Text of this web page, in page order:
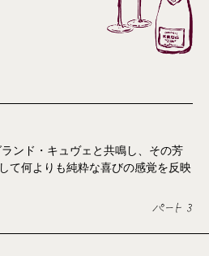
ンド・キュヴェと共鳴し、その芳
て何よりも純粋な喜びの感覚を反映
パート 3